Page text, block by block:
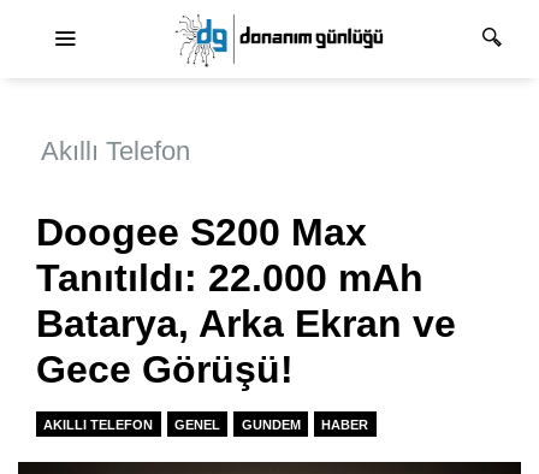
Akıllı Telefon
Doogee S200 Max
Tanıtıldı: 22.000 mAh
Batarya, Arka Ekran ve
Gece Görüşü!
AKILLI TELEFON GENEL GUNDEM HABER